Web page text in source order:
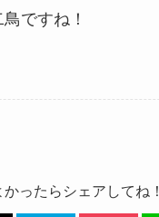
ですね！
かったらシェアしてね！